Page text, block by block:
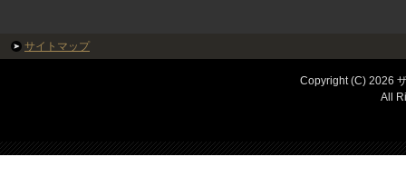
サイトマップ
Copyright (C) 2026
All